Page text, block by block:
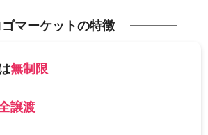
ゴマーケットの特徴
無制限
譲渡